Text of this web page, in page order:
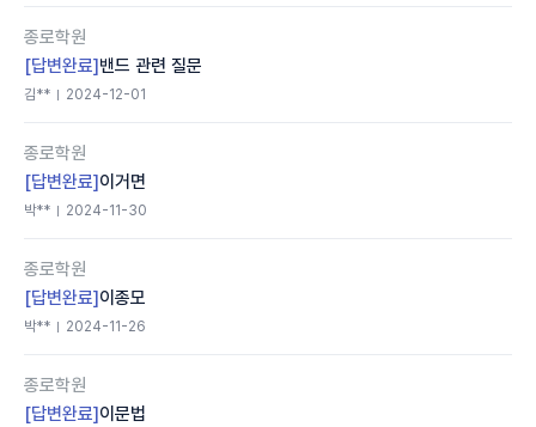
종로학원
[답변완료] 밴드 관련 질문
김** 2024-12-01
종로학원
[답변완료] 이거면
박** 2024-11-30
종로학원
[답변완료] 이종모
박** 2024-11-26
종로학원
[답변완료] 이문법